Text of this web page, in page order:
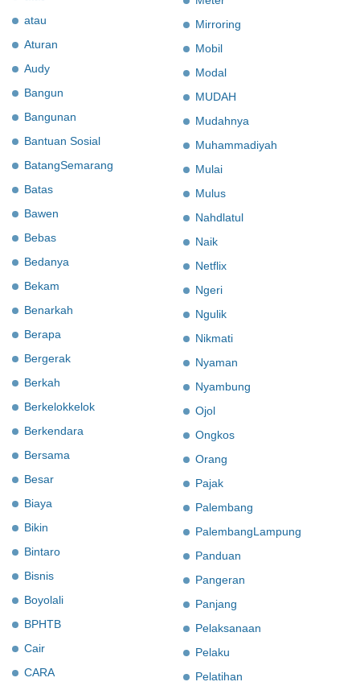
atau
Aturan
Audy
Bangun
Bangunan
Bantuan Sosial
BatangSemarang
Batas
Bawen
Bebas
Bedanya
Bekam
Benarkah
Berapa
Bergerak
Berkah
Berkelokkelok
Berkendara
Bersama
Besar
Biaya
Bikin
Bintaro
Bisnis
Boyolali
BPHTB
Cair
CARA
Mirroring
Mobil
Modal
MUDAH
Mudahnya
Muhammadiyah
Mulai
Mulus
Nahdlatul
Naik
Netflix
Ngeri
Ngulik
Nikmati
Nyaman
Nyambung
Ojol
Ongkos
Orang
Pajak
Palembang
PalembangLampung
Panduan
Pangeran
Panjang
Pelaksanaan
Pelaku
Pelatihan